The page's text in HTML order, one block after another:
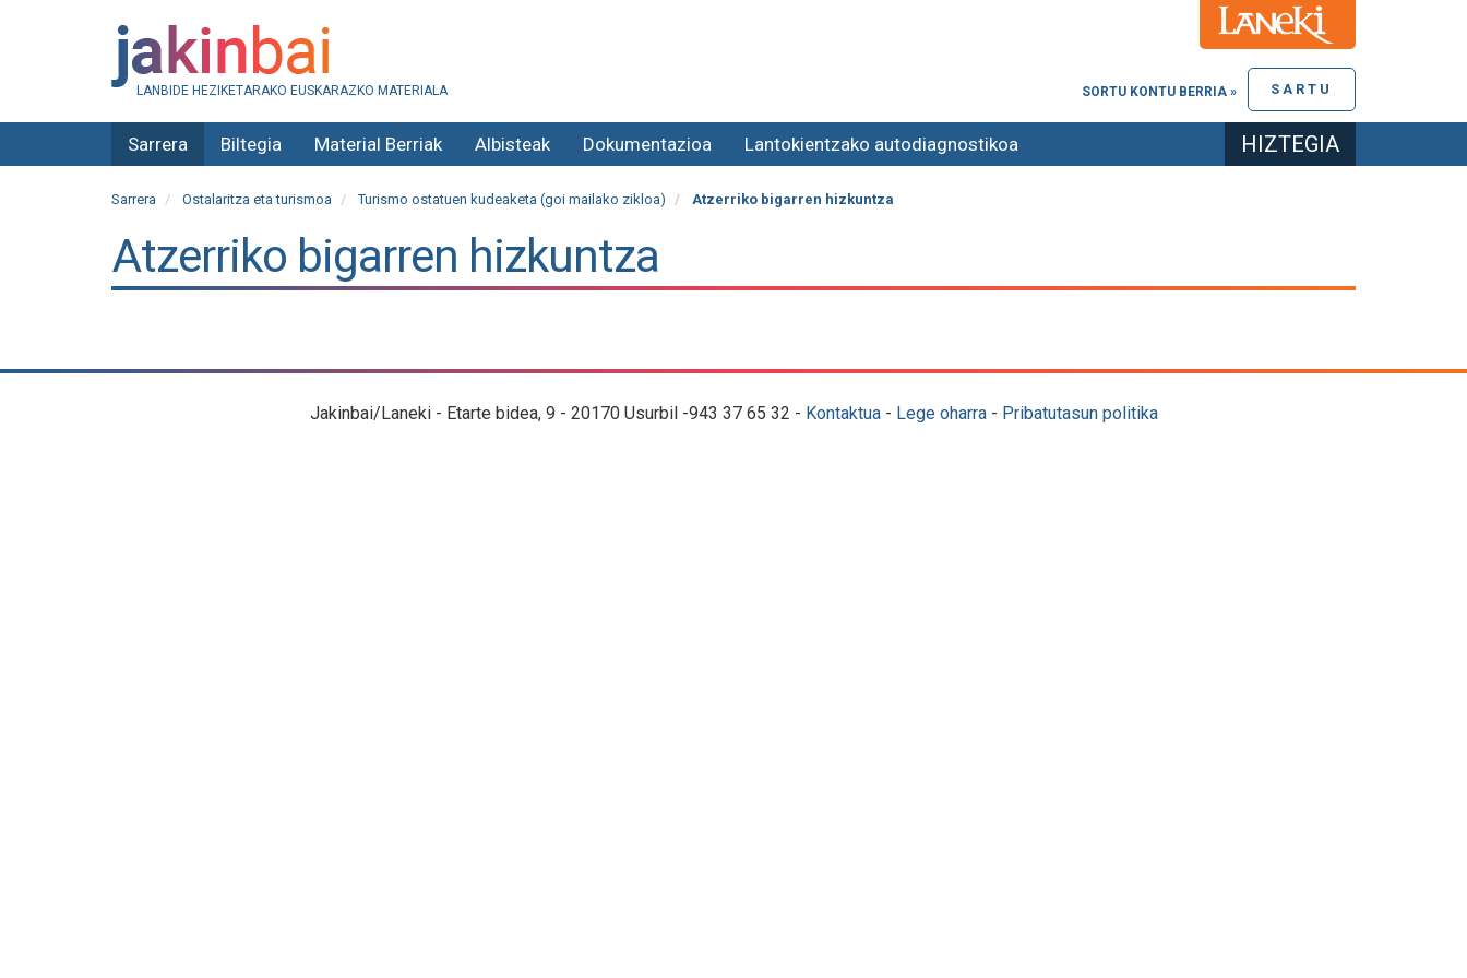
LANBIDE HEZIKETARAKO EUSKARAZKO MATERIALA SARTU
SORTU KONTU BERRIA »
Sarrera Biltegia Material Berriak Albisteak Dokumentazioa Lantokientzako autodiagnostikoa HIZTEGIA
Sarrera Ostalaritza eta turismoa Turismo ostatuen kudeaketa (goi mailako zikloa) Atzerriko bigarren hizkuntza
Atzerriko bigarren hizkuntza
Jakinbai/Laneki - Etarte bidea, 9 - 20170 Usurbil -943 37 65 32 - Kontaktua- Lege oharra- Pribatutasun politika